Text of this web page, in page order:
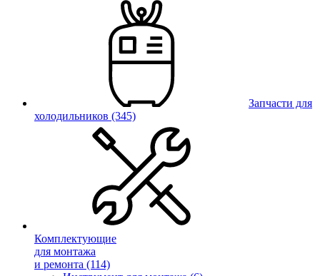
Запчасти для
холодильников (345)
Комплектующие
для монтажа
и ремонта (114)